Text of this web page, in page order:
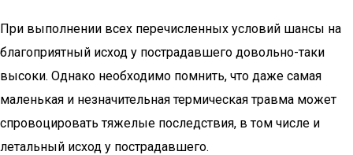
При выполнении всех перечисленных условий шансы на
благоприятный исход у пострадавшего довольно-таки
высоки. Однако необходимо помнить, что даже самая
маленькая и незначительная термическая травма может
спровоцировать тяжелые последствия, в том числе и
летальный исход у пострадавшего.